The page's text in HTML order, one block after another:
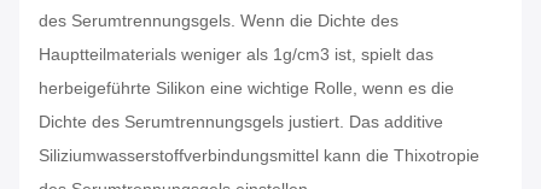
des Serumtrennungsgels. Wenn die Dichte des
Hauptteilmaterials weniger als 1g/cm3 ist, spielt das
herbeigeführte Silikon eine wichtige Rolle, wenn es die
Dichte des Serumtrennungsgels justiert. Das additive
Siliziumwasserstoffverbindungsmittel kann die Thixotropie